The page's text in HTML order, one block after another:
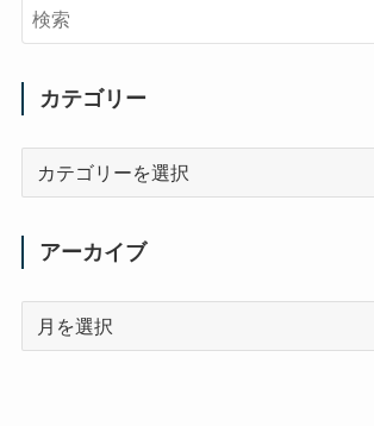
カテゴリー
アーカイブ